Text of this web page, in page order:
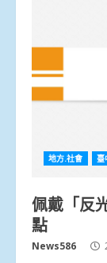
地方.社會 臺
佩戴「反
點
News586